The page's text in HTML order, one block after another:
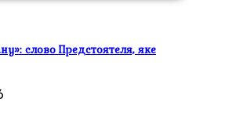
слово Предстоятеля, яке